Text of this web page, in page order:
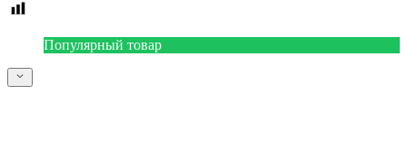
Популярный товар